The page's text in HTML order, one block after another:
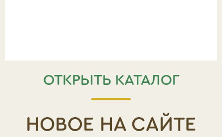
ОТКРЫТЬ КАТАЛОГ
НОВОЕ НА САЙТЕ